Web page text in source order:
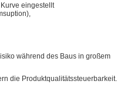
eingestellt
während des Baus in großem
die Produktqualitätssteuerbarkeit.